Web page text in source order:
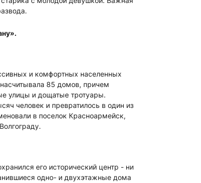
и комфортных населенных
85 домов, причем
улицы и дощатые тротуары.
человек и превратилось в один из
в поселок Красноармейск,
его исторический центр - ни
одно- и двухэтажные дома